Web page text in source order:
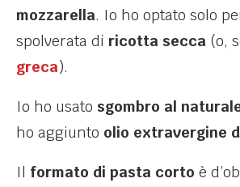
mozzarella. Io ho optato solo
spolverata di ricotta secca (o,
greca).
Io ho usato sgombro al
ho aggiunto olio extravergine
Il formato di pasta corto è